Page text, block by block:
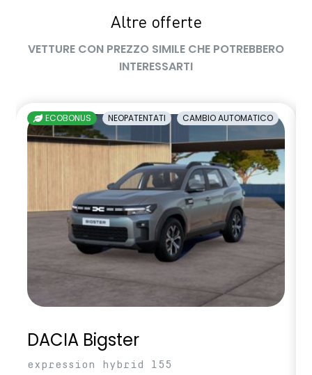
volante multifunzione in TEPAltre offerte
VETTURE CON PREZZO SIMILE CHE POTREBBERO
INTERESSARTI
ECOBONUS NEOPATENTATI CAMBIO AUTOMATICO
DACIA Bigster
expression hybrid 155